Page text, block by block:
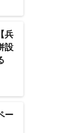
兵
設
ー